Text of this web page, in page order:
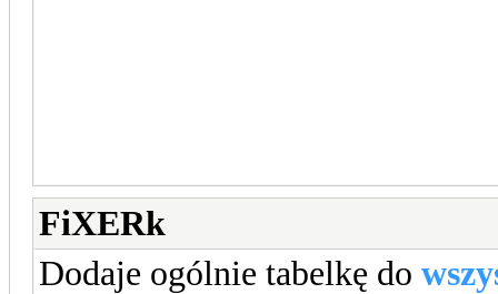
FiXERk
Dodaje ogólnie tabelkę do